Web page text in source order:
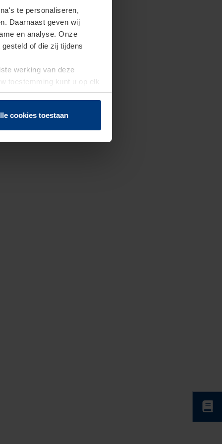
te personaliseren,
Daarnaast geven wij
en analyse. Onze
of die zij tijdens
werking van deze
toestemming kunt u op elk
herroepen.
cookies toestaan